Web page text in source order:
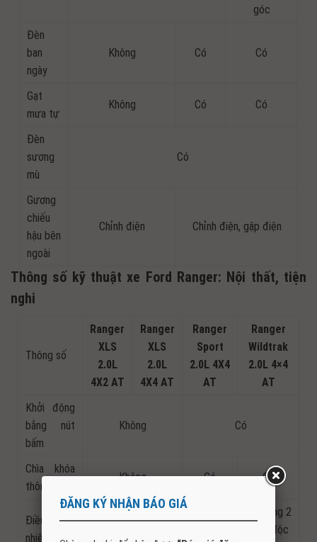
góc
Đèn
ban
ngày
Không Có Có
Gạt
mưa tự
Không Có Có
Đèn
sương
mù
Có
Gương
chiếu
hậu bên
ngoài
Chỉnh điện Chỉnh điện, gập điện
Thông số kỹ thuật xe Ford Ranger: Nội thất, tiện
nghi
Thông số
Ranger
XLS
2.0L
4X2 AT
Ranger
XLS
2.0L
4X4 AT
Ranger
Sport
2.0L 4X4
AT
Ranger
Wildtrak
2.0L 4×4
AT
Khởi động
bằng nút
bấm
Không Có
Chìa khóa
thông minh
Không Có Có
Điều hòa
nhiệt độ
Tự động 2
vùng độc
ĐĂNG KÝ NHẬN BÁO GIÁ